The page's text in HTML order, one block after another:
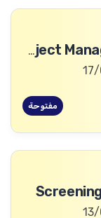
ICLA Project Manager North West Syria
مفتوحة